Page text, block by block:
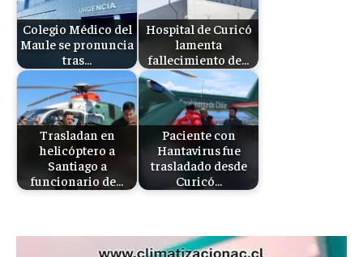
Colegio Médico del
Maule se pronuncia
tras…
Hospital de Curicó
lamenta
fallecimiento de…
Trasladan en
helicóptero a
Santiago a
funcionario de…
Paciente con
Hantavirus fue
trasladado desde
Curicó…